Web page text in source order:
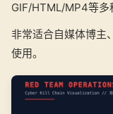
GIF/HTML/MP4等多
非常适合自媒体博主
使用。